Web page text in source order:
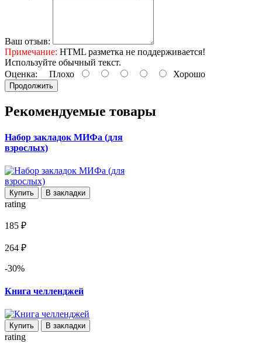
Ваш отзыв:
Примечание: HTML разметка не поддерживается!
Используйте обычный текст.
Оценка: Плохо Хорошо
Продолжить
Рекомендуемые товары
Набор закладок МИФа (для
взрослых)
Купить В закладки
rating
185 ₽
264 ₽
-30%
Книга челленджей
Купить В закладки
rating